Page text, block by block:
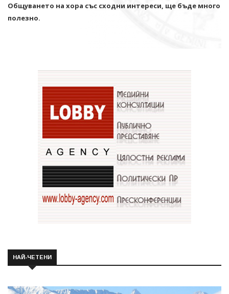
Общуването на хора със сходни интереси, ще бъде много
полезно.
НАЙ-ЧЕТЕНИ